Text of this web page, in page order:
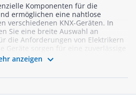
Komponenten für die
ermöglichen eine nahtlose
verschiedenen KNX-Geräten. In
Sie eine breite Auswahl an
die Anforderungen von Elektrikern
Geräte sorgen für eine zuverlässige
von Smart-Building-Systemen,
Funktionalität Ihrer Projekte
anzeigen 